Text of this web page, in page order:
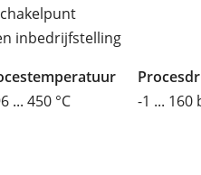
inbedrijfstelling
... 450 °C
-1 ... 160